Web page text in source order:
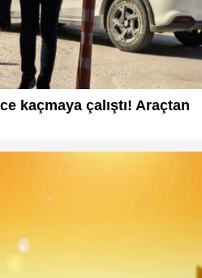
kaçmaya çalıştı! Araçtan